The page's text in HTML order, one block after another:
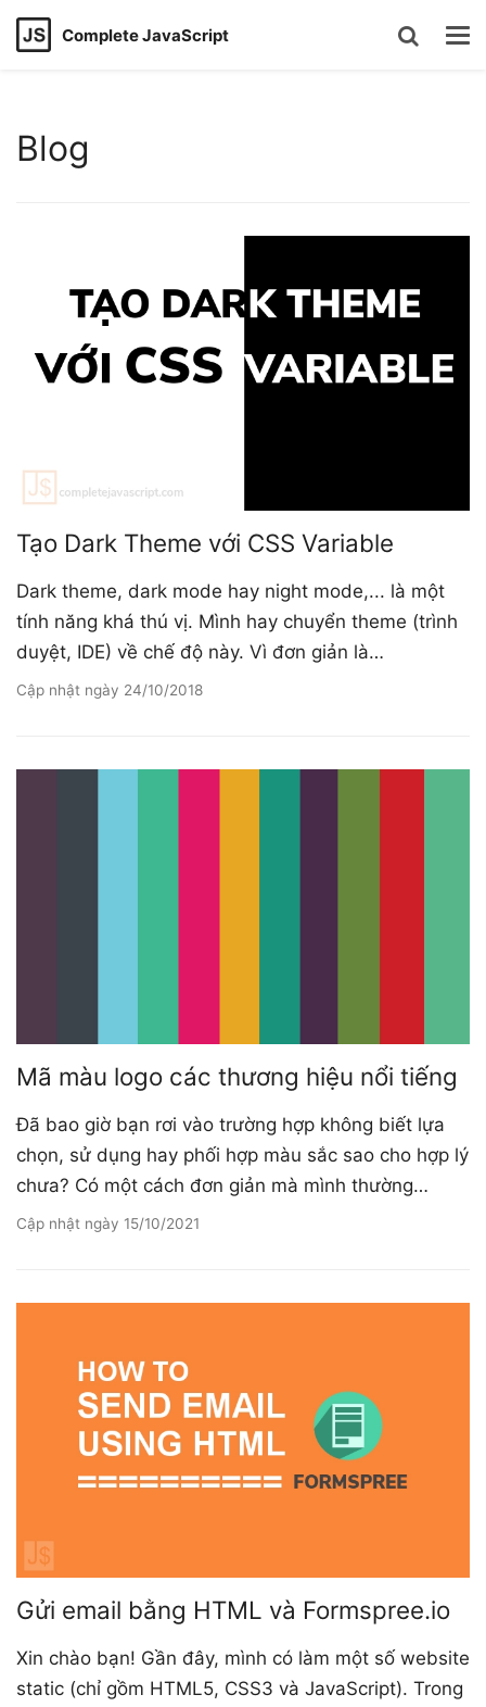
Complete JavaScript
Blog
Tạo Dark Theme với CSS Variable
Dark theme, dark mode hay night mode,... là một
tính năng khá thú vị. Mình hay chuyển theme (trình
duyệt, IDE) về chế độ này. Vì đơn giản là…
Cập nhật ngày 24/10/2018
Mã màu logo các thương hiệu nổi tiếng
Đã bao giờ bạn rơi vào trường hợp không biết lựa
chọn, sử dụng hay phối hợp màu sắc sao cho hợp lý
chưa? Có một cách đơn giản mà mình thường…
Cập nhật ngày 15/10/2021
Gửi email bằng HTML và Formspree.io
Xin chào bạn! Gần đây, mình có làm một số website
static (chỉ gồm HTML5, CSS3 và JavaScript). Trong